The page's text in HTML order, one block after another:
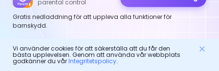
skadligt innehåll
Effektiva utbildning för sociala färdigheter för
10 liknande spel som Blooket att spela och ha kul
Är trådar säkert: förstå dess potentiella risker
parental control
Gratis nedladdning för att uppleva alla funktioner för
barnskydd.
Vi använder cookies för att säkerställa att du får den
bästa upplevelsen. Genom att använda vår webbplats
godkänner du vårIntegritetspolicy.